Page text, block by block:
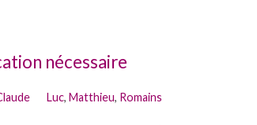
nécessaire
Luc, Matthieu, Romains